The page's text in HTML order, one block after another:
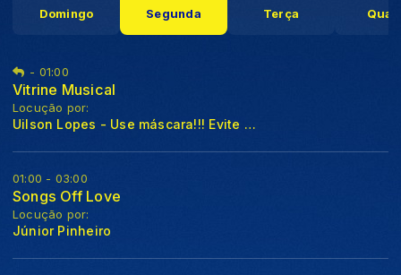
Domingo Segunda Terça
- 01:00
Vitrine Musical
Locução por:
Uilson Lopes - Use máscara!!! Evite aglomerações!!!
01:00 - 03:00
Songs Off Love
Locução por:
Júnior Pinheiro